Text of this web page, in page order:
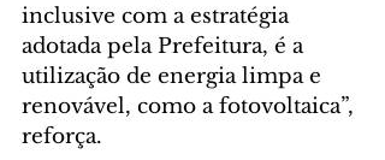
inclusive com a estratégia
adotada pela Prefeitura, é a
utilização de energia limpa e
renovável, como a fotovoltaica”,
reforça.